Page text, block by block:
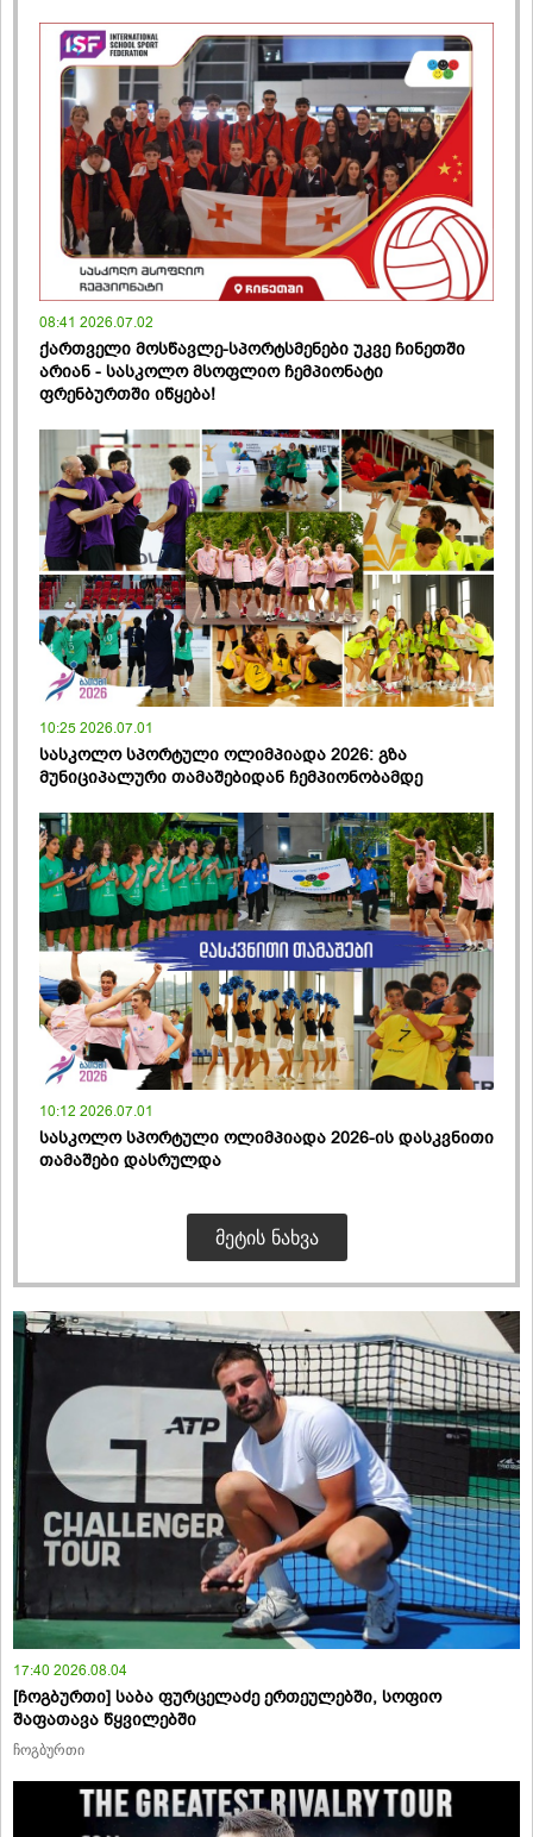
08:41 2026.07.02
ქართველი მოსწავლე-სპორტსმენები უკვე ჩინეთში
არიან - სასკოლო მსოფლიო ჩემპიონატი
ფრენბურთში იწყება!
10:25 2026.07.01
სასკოლო სპორტული ოლიმპიადა 2026: გზა
მუნიციპალური თამაშებიდან ჩემპიონობამდე
10:12 2026.07.01
სასკოლო სპორტული ოლიმპიადა 2026-ის დასკვნითი
თამაშები დასრულდა
ᲛᲔᲢᲘᲡ ᲜᲐᲮᲕᲐ
17:40 2026.08.04
[ჩოგბურთი] საბა ფურცელაძე ერთეულებში, სოფიო
შაფათავა წყვილებში
ჩოგბურთი